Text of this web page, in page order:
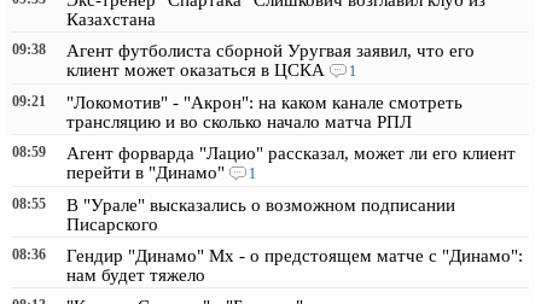
Казахстана
09:38
Агент футболиста сборной Уругвая заявил, что его
клиент может оказаться в ЦСКА
1
09:21
"Локомотив" - "Акрон": на каком канале смотреть
трансляцию и во сколько начало матча РПЛ
08:59
Агент форварда "Лацио" рассказал, может ли его клиент
перейти в "Динамо"
1
08:55
В "Урале" высказались о возможном подписании
Писарского
08:36
Гендир "Динамо" Мх - о предстоящем матче с "Динамо":
нам будет тяжело